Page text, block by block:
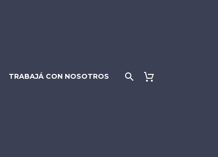
TRABAJÁ CON NOSOTROS